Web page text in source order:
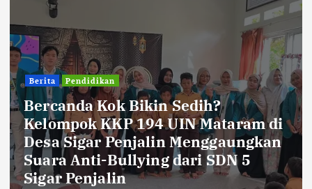
Berita Pendidikan
Bercanda Kok Bikin Sedih?
Kelompok KKP 194 UIN Mataram di
Desa Sigar Penjalin Menggaungkan
Suara Anti-Bullying dari SDN 5
Sigar Penjalin